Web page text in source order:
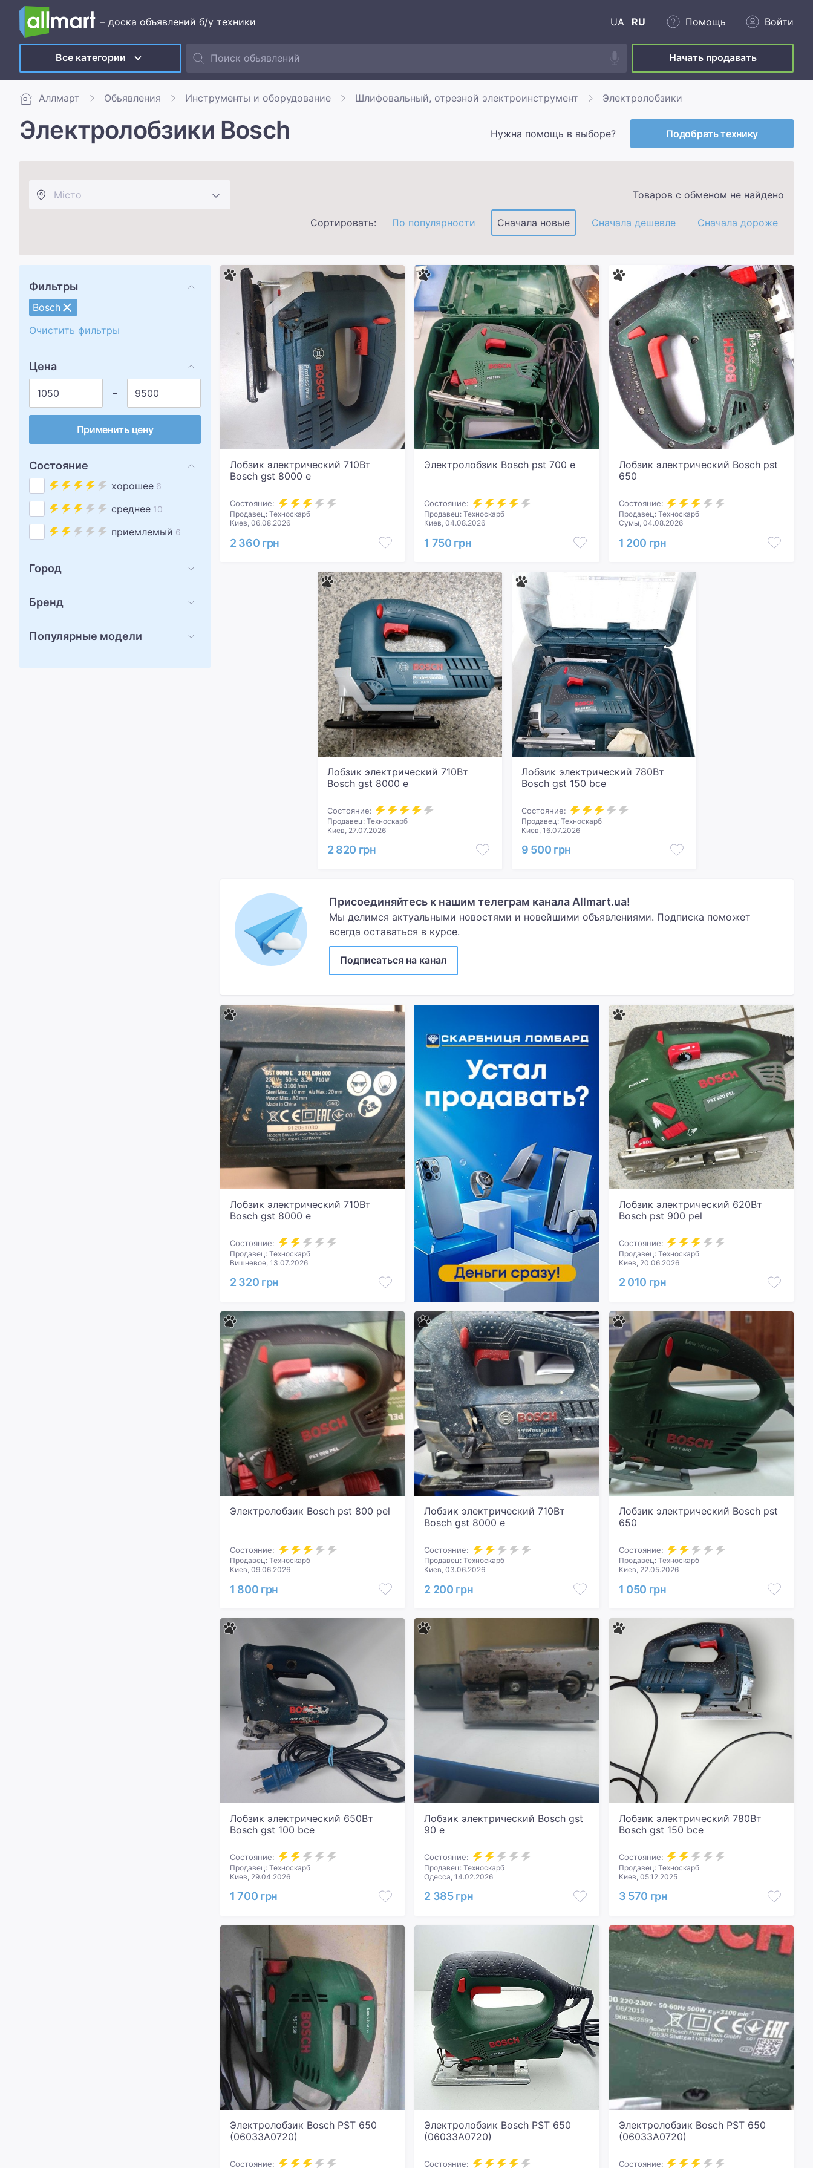
– доска объявлений б/у техники UA RU Помощь Войти
Все категории Начать продавать
Аллмарт Обьявления Инструменты и оборудование Шлифовальный, отрезной электроинструмент Электролобзики
Электролобзики Bosch Нужна помощь в выборе? Подобрать технику
Товаров с обменом не найдено
Сортировать: По популярности Сначала новые Сначала дешевле Сначала дороже
Фильтры
Bosch
Очистить фильтры
Цена
Применить цену
Состояние
хорошее 6
среднее 10
приемлемый 6
Город
Бренд
Популярные модели
Лобзик электрический 710Вт
Bosch gst 8000 e
Состояние:
Продавец: Техноскарб
Киев, 06.08.2026
2 360 грн
Электролобзик Bosch pst 700 e
Состояние:
Продавец: Техноскарб
Киев, 04.08.2026
1 750 грн
Лобзик электрический Bosch pst
650
Состояние:
Продавец: Техноскарб
Сумы, 04.08.2026
1 200 грн
Лобзик электрический 710Вт
Bosch gst 8000 e
Состояние:
Продавец: Техноскарб
Киев, 27.07.2026
2 820 грн
Лобзик электрический 780Вт
Bosch gst 150 bce
Состояние:
Продавец: Техноскарб
Киев, 16.07.2026
9 500 грн
Лобзик электрический 710Вт
Bosch gst 8000 e
Состояние:
Продавец: Техноскарб
Вишневое, 13.07.2026
2 320 грн
Лобзик электрический 620Вт
Bosch pst 900 pel
Состояние:
Продавец: Техноскарб
Киев, 20.06.2026
2 010 грн
Электролобзик Bosch pst 800 pel
Состояние:
Продавец: Техноскарб
Киев, 09.06.2026
1 800 грн
Лобзик электрический 710Вт
Bosch gst 8000 e
Состояние:
Продавец: Техноскарб
Киев, 03.06.2026
2 200 грн
Лобзик электрический Bosch pst
650
Состояние:
Продавец: Техноскарб
Киев, 22.05.2026
1 050 грн
Лобзик электрический 650Вт
Bosch gst 100 bce
Состояние:
Продавец: Техноскарб
Киев, 29.04.2026
1 700 грн
Лобзик электрический Bosch gst
90 e
Состояние:
Продавец: Техноскарб
Одесса, 14.02.2026
2 385 грн
Лобзик электрический 780Вт
Bosch gst 150 bce
Состояние:
Продавец: Техноскарб
Киев, 05.12.2025
3 570 грн
Электролобзик Bosch PST 650
(06033A0720)
Состояние:
Электролобзик Bosch PST 650
(06033A0720)
Состояние:
Электролобзик Bosch PST 650
(06033A0720)
Состояние:
Присоединяйтесь к нашим телеграм канала Allmart.ua!
Мы делимся актуальными новостями и новейшими объявлениями. Подписка поможет
всегда оставаться в курсе.
Подписаться на канал